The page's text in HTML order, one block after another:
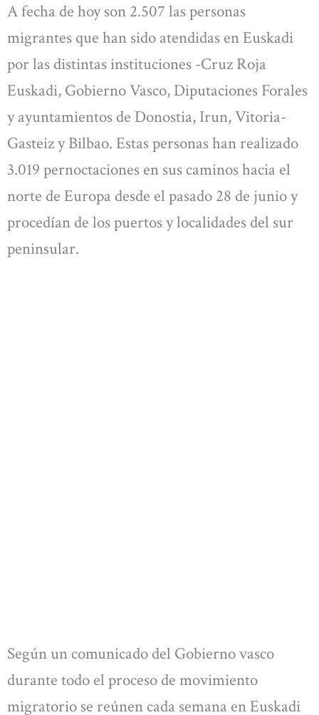
A fecha de hoy son 2.507 las personas
migrantes que han sido atendidas en Euskadi
por las distintas instituciones -Cruz Roja
Euskadi, Gobierno Vasco, Diputaciones Forales
y ayuntamientos de Donostia, Irun, Vitoria-
Gasteiz y Bilbao. Estas personas han realizado
3.019 pernoctaciones en sus caminos hacia el
norte de Europa desde el pasado 28 de junio y
procedían de los puertos y localidades del sur
peninsular.
Según un comunicado del Gobierno vasco
durante todo el proceso de movimiento
migratorio se reúnen cada semana en Euskadi